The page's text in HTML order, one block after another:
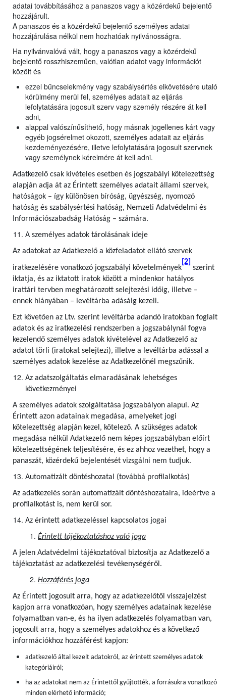
adatai továbbításához a panaszos vagy a közérdekű bejelentő
hozzájárult.
A panaszos és a közérdekű bejelentő személyes adatai
hozzájárulása nélkül nem hozhatóak nyilvánosságra.
Ha nyilvánvalóvá vált, hogy a panaszos vagy a közérdekű
bejelentő rosszhiszeműen, valótlan adatot vagy információt
közölt és
ezzel bűncselekmény vagy szabálysértés elkövetésére utaló
körülmény merül fel, személyes adatait az eljárás
lefolytatására jogosult szerv vagy személy részére át kell
adni,
alappal valószínűsíthető, hogy másnak jogellenes kárt vagy
egyéb jogsérelmet okozott, személyes adatait az eljárás
kezdeményezésére, illetve lefolytatására jogosult szervnek
vagy személynek kérelmére át kell adni.
Adatkezelő csak kivételes esetben és jogszabályi kötelezettség
alapján adja át az Érintett személyes adatait állami szervek,
hatóságok – így különösen bíróság, ügyészség, nyomozó
hatóság és szabálysértési hatóság, Nemzeti Adatvédelmi és
Információszabadság Hatóság – számára.
A személyes adatok tárolásának ideje
Az adatokat az Adatkezelő a közfeladatot ellátó szervek
iratkezelésére vonatkozó jogszabályi követelmények
[2]
szerint
iktatja, és az iktatott iratok között a mindenkor hatályos
irattári tervben meghatározott selejtezési időig, illetve –
ennek hiányában – levéltárba adásáig kezeli.
Ezt követően az Ltv. szerint levéltárba adandó iratokban foglalt
adatok és az iratkezelési rendszerben a jogszabálynál fogva
kezelendő személyes adatok kivételével az Adatkezelő az
adatot törli (iratokat selejtezi), illetve a levéltárba adással a
személyes adatok kezelése az Adatkezelőnél megszűnik.
Az adatszolgáltatás elmaradásának lehetséges
következményei
A személyes adatok szolgáltatása jogszabályon alapul. Az
Érintett azon adatainak megadása, amelyeket jogi
kötelezettség alapján kezel, kötelező. A szükséges adatok
megadása nélkül Adatkezelő nem képes jogszabályban előírt
kötelezettségének teljesítésére, és ez ahhoz vezethet, hogy a
panaszát, közérdekű bejelentését vizsgálni nem tudjuk.
Automatizált döntéshozatal (továbbá profilalkotás)
Az adatkezelés során automatizált döntéshozatalra, ideértve a
profilalkotást is, nem kerül sor.
Az érintett adatkezeléssel kapcsolatos jogai
Érintett tájékoztatáshoz való joga
A jelen Adatvédelmi tájékoztatóval biztosítja az Adatkezelő a
tájékoztatást az adatkezelési tevékenységéről.
Hozzáférés joga
Az Érintett jogosult arra, hogy az adatkezelőtől visszajelzést
kapjon arra vonatkozóan, hogy személyes adatainak kezelése
folyamatban van-e, és ha ilyen adatkezelés folyamatban van,
jogosult arra, hogy a személyes adatokhoz és a következő
információkhoz hozzáférést kapjon:
adatkezelő által kezelt adatokról, az érintett személyes adatok
kategóriáiról;
ha az adatokat nem az Érintettől gyűjtötték, a forrásukra vonatkozó
minden elérhető információ;